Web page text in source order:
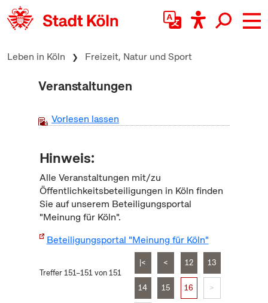
zum Inhalt springen
Leben in Köln Freizeit, Natur und Sport
Veranstaltungen
Vorlesen lassen
Hinweis:
Alle Veranstaltungen mit/zu
Öffentlichkeitsbeteiligungen in Köln finden
Sie auf unserem Beteiligungsportal
"Meinung für Köln".
Beteiligungsportal "Meinung für Köln"
Treffer 151–151 von 151
|< < 12 13
14 15 16 >